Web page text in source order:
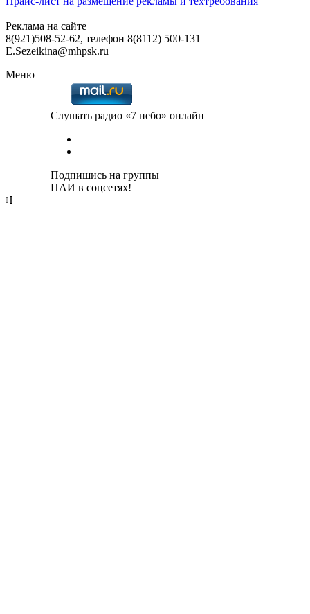
Реклама на сайте
8(921)508-52-62, телефон 8(8112) 500-131
E.Sezeikina@mhpsk.ru
Меню
Слушать радио «7 небо» онлайн
Подпишись на группы
ПАИ в соцсетях!